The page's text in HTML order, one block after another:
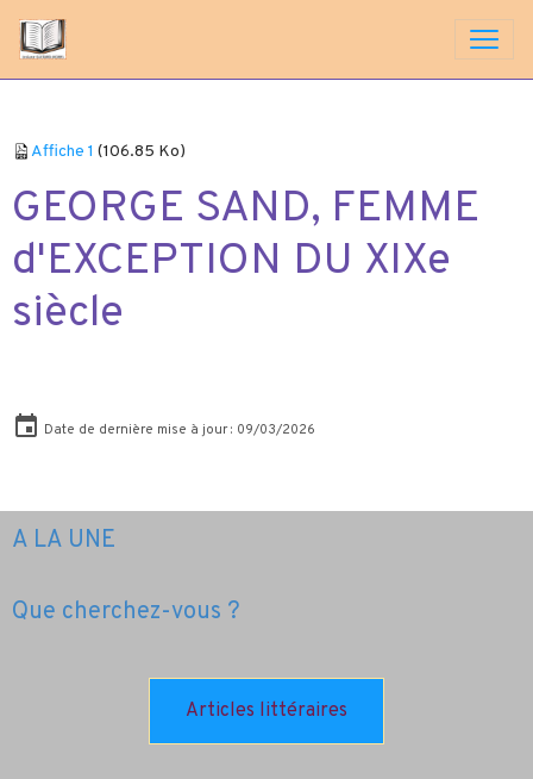
Affiche 1 (106.85 Ko)
GEORGE SAND, FEMME
d'EXCEPTION DU XIXe
siècle
Date de dernière mise à jour : 09/03/2026
A LA UNE
Que cherchez-vous ?
Articles littéraires